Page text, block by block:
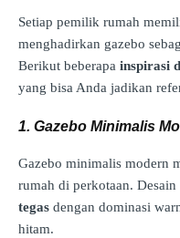
Setiap pemilik rumah
menghadirkan gazebo
Berikut beberapa inspirasi
yang bisa Anda jadikan
1. Gazebo Minimalis
Gazebo minimalis modern
rumah di perkotaan.
tegas dengan dominasi
hitam.